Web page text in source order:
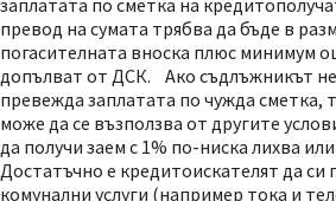
заплатата по сметка на
превод на сумата трябва да бъде в
погасителната вноска плюс минимум
допълват от ДСК. Ако съдлъжникът не
превежда заплатата по чужда сметка,
може да се възползва от другите
да получи заем с 1% по-ниска лихва
Достатъчно е кредитоискателят да си
комунални услуги (например тока и